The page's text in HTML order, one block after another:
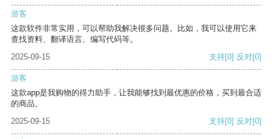
游客
这款软件非常实用，可以帮助我解决很多问题。比如，我可以使用它来
查找资料、翻译语言、编写代码等。
2025-09-15
支持[0] 反对[0]
游客
这款app是我购物的得力助手，让我能够找到最优惠的价格，买到最合适
的商品。
2025-09-15
支持[0] 反对[0]